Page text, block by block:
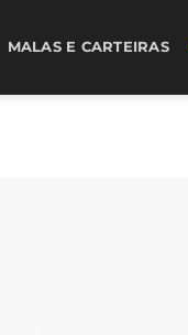
MALAS E CARTEIRAS